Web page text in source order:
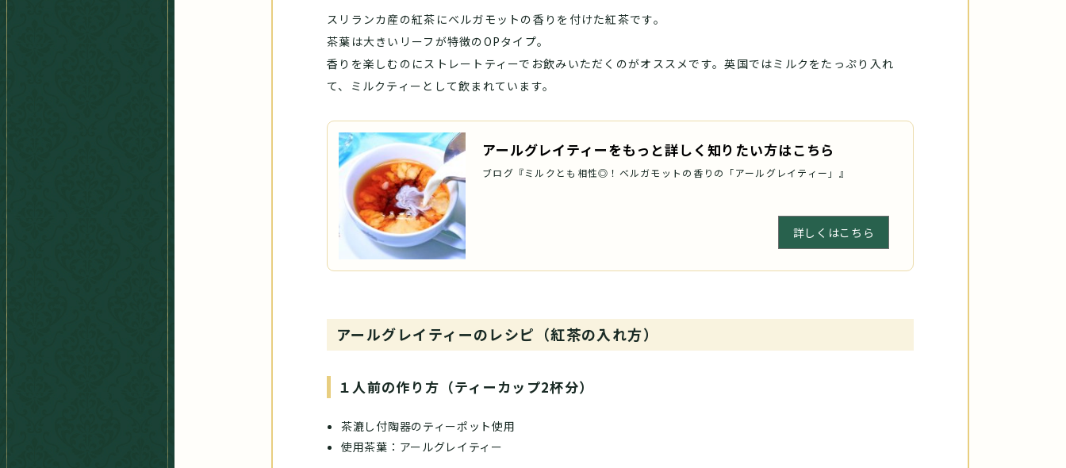
スリランカ産の紅茶にベルガモットの香りを付けた紅茶です。
茶葉は大きいリーフが特徴のOPタイプ。
香りを楽しむのにストレートティーでお飲みいただくのがオススメです。英国ではミルクをたっぷり入れ
て、ミルクティーとして飲まれています。
アールグレイティーをもっと詳しく知りたい方はこちら
ブログ『ミルクとも相性◎！ベルガモットの香りの「アールグレイティー」』
詳しくはこちら
アールグレイティーのレシピ（紅茶の入れ方）
１人前の作り方（ティーカップ2杯分）
茶漉し付陶器のティーポット使用
使用茶葉：アールグレイティー